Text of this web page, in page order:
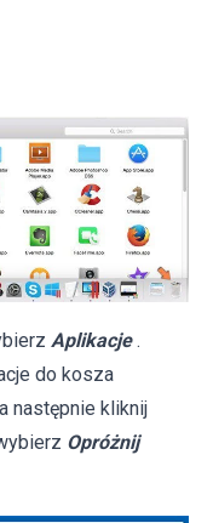
Aplikacje .
do kosza
następnie kliknij
Opróżnij